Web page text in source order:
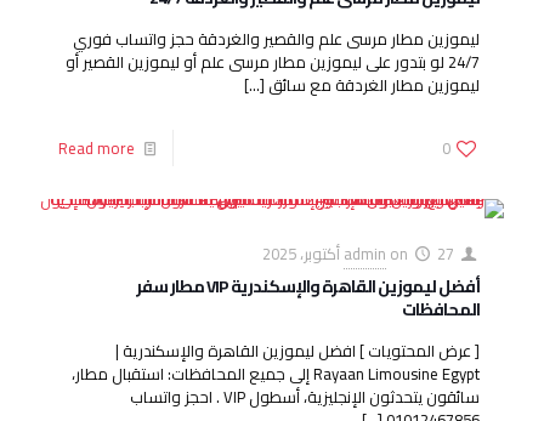
ليموزين مطار مرسى علم والقصير والغردقة حجز واتساب فوري
24/7 لو بتدور على ليموزين مطار مرسى علم أو ليموزين القصير أو
ليموزين مطار الغردقة مع سائق […]
0
Read more
admin on 27 أكتوبر، 2025
أفضل ليموزين القاهرة والإسكندرية VIP مطار سفر
المحافظات
[ عرض المحتويات ] افضل ليموزين القاهرة والإسكندرية |
Rayaan Limousine Egypt إلى جميع المحافظات: استقبال مطار،
سائقون يتحدثون الإنجليزية، أسطول VIP . احجز واتساب